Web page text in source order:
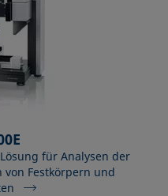
für Analysen der
Festkörpern und